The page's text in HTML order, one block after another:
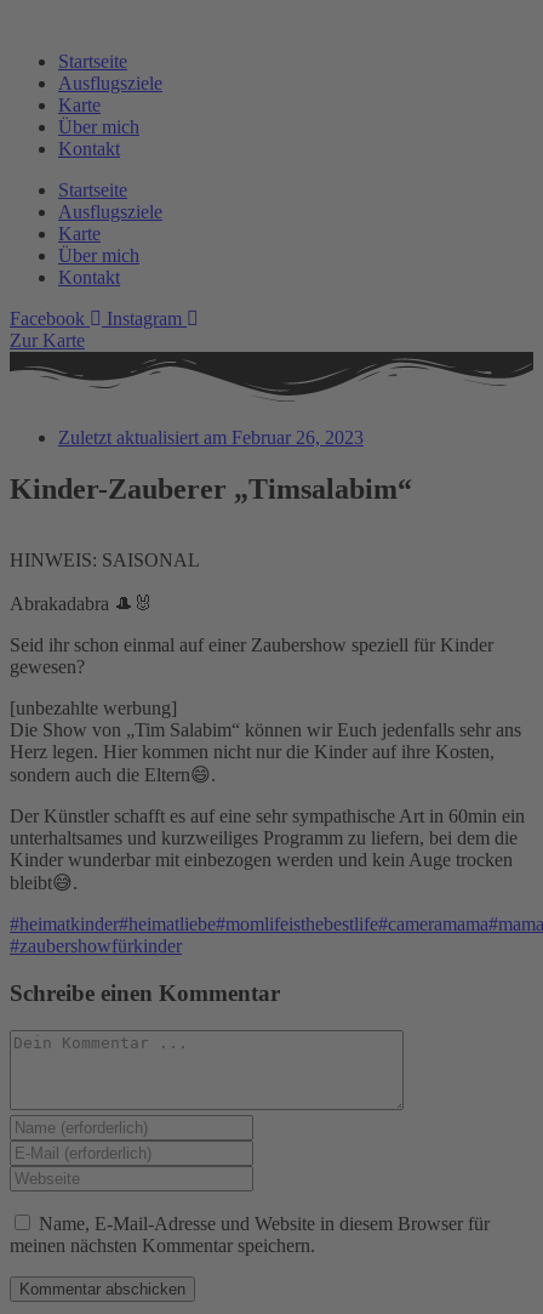
springenStartseite
Ausflugsziele
Karte
Über mich
Kontakt
Startseite
Ausflugsziele
Karte
Über mich
Kontakt
Facebook
Instagram
Zur Karte
Zuletzt aktualisiert am Februar 26, 2023
Kinder-Zauberer „Timsalabim“
HINWEIS: SAISONAL
Abrakadabra 🎩🐰
Seid ihr schon einmal auf einer Zaubershow speziell für Kinder
gewesen?
[unbezahlte werbung]
Die Show von „Tim Salabim“ können wir Euch jedenfalls sehr ans
Herz legen. Hier kommen nicht nur die Kinder auf ihre Kosten,
sondern auch die Eltern😄.
Der Künstler schafft es auf eine sehr sympathische Art in 60min ein
unterhaltsames und kurzweiliges Programm zu liefern, bei dem die
Kinder wunderbar mit einbezogen werden und kein Auge trocken
bleibt😅.
#heimatkinder#heimatliebe#momlifeisthebestlife#cameramama
#zaubershowfürkinder
Schreibe einen Kommentar
Kommentieren
Gib
deinen
Namen
oder
Benutzernamen
zum
Kommentieren
ein
Gib
deine
E-
Mail-
Adresse
zum
Kommentieren
ein
Gib
deine
Website-
URL
(optional)
Name, E-Mail-Adresse und Website in diesem Browser für
meinen nächsten Kommentar speichern.